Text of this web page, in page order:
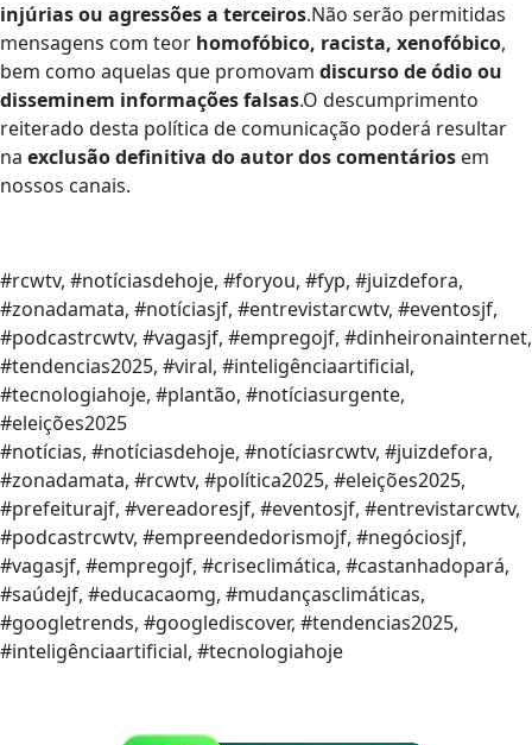
injúrias ou agressões a terceiros.Não serão permitidas
mensagens com teor homofóbico, racista, xenofóbico,
bem como aquelas que promovam discurso de ódio ou
disseminem informações falsas.O descumprimento
reiterado desta política de comunicação poderá resultar
na exclusão definitiva do autor dos comentários em
nossos canais.
#rcwtv, #notíciasdehoje, #foryou, #fyp, #juizdefora,
#zonadamata, #notíciasjf, #entrevistarcwtv, #eventosjf,
#podcastrcwtv, #vagasjf, #empregojf, #dinheironainternet,
#tendencias2025, #viral, #inteligênciaartificial,
#tecnologiahoje, #plantão, #notíciasurgente,
#eleições2025
#notícias, #notíciasdehoje, #notíciasrcwtv, #juizdefora,
#zonadamata, #rcwtv, #política2025, #eleições2025,
#prefeiturajf, #vereadoresjf, #eventosjf, #entrevistarcwtv,
#podcastrcwtv, #empreendedorismojf, #negóciosjf,
#vagasjf, #empregojf, #criseclimática, #castanhadopará,
#saúdejf, #educacaomg, #mudançasclimáticas,
#googletrends, #googlediscover, #tendencias2025,
#inteligênciaartificial, #tecnologiahoje